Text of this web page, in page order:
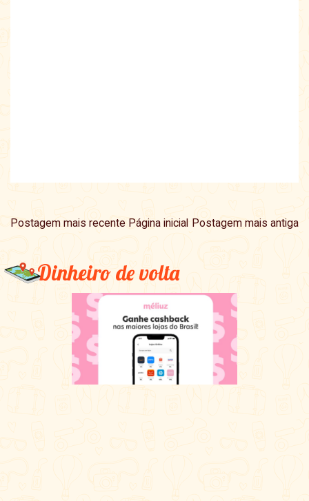
Postagem mais recente Postagem mais antiga
Página inicial
Dinheiro de volta